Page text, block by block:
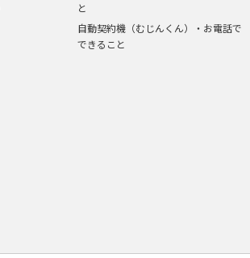
と
自動契約機（むじんくん）・お電話で
できること